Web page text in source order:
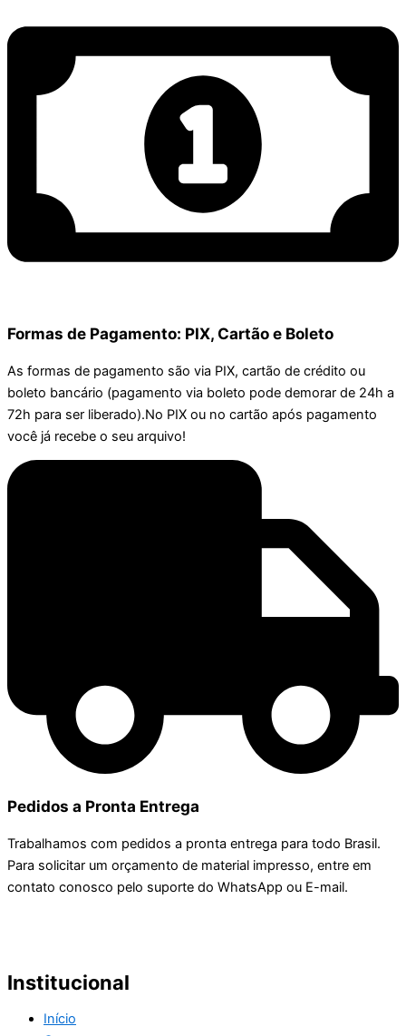
Formas de Pagamento: PIX, Cartão e Boleto
As formas de pagamento são via PIX, cartão de crédito ou
boleto bancário (pagamento via boleto pode demorar de 24h a
72h para ser liberado).No PIX ou no cartão após pagamento
você já recebe o seu arquivo!
Pedidos a Pronta Entrega
Trabalhamos com pedidos a pronta entrega para todo Brasil.
Para solicitar um orçamento de material impresso, entre em
contato conosco pelo suporte do WhatsApp ou E-mail.
Institucional
Início